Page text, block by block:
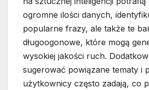
ogromne ilości danych,
popularne frazy, ale także te
długoogonowe, które mogą
wysokiej jakości ruch.
sugerować powiązane tematy i
użytkownicy często zadają, co